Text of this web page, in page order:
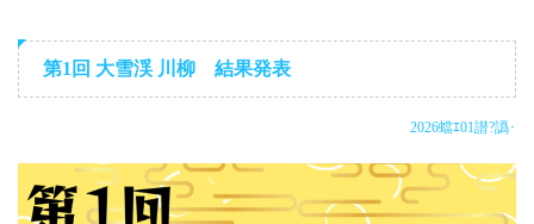
第1回 大雪渓 川柳 結果発表
2026蟷ｴ01譛?譌･